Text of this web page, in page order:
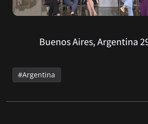
Buenos Aires, Argentina
Argentina